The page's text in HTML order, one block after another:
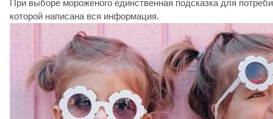
При выборе мороженого единственная подсказка для
которой написана вся информация.